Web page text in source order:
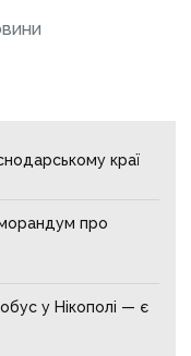
краї
про
у Нікополі — є